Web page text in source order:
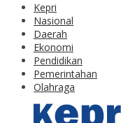
Kepri
Nasional
Daerah
Ekonomi
Pendidikan
Pemerintahan
Olahraga